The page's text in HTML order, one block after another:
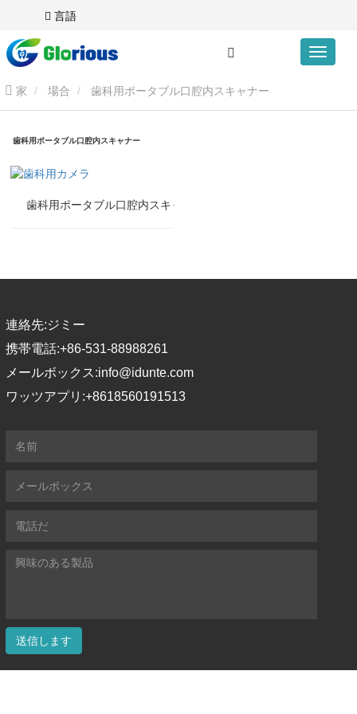
言語
家 場合 歯科用ポータブル口腔内スキャナー
歯科用ポータブル口腔内スキャナー
歯科用ポータブル口腔内スキャナー
連絡先:ジミー
携帯電話:+86-531-88988261
メールボックス:info@idunte.com
ワッツアプリ:+8618560191513
送信します